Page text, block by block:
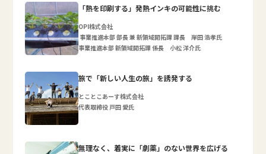
「熱を印刷する」発熱インキの可能性に挑む
OPI株式会社
事業推進本部 部長 兼 新領域開拓課 課長 岸田 浩孝氏
事業推進本部 新領域開拓課 係長 小松 洋介氏
旅で「新しい人生の旅」を誘発する
とことこあーす株式会社
代表取締役 戸田 愛氏
無理なく、着実に「劇薬」のない世界を広げる